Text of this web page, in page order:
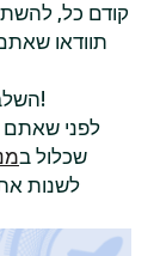
קודם כל,
תוודאו שאתם
!
לפני שאתם
שכלול ב
לשנות